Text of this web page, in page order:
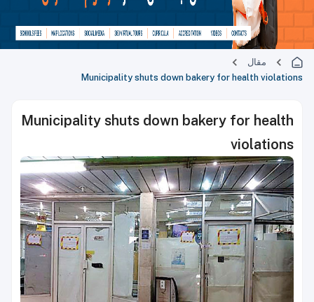
مقال
Municipality shuts down bakery for health violations
Municipality shuts down bakery for health
violations